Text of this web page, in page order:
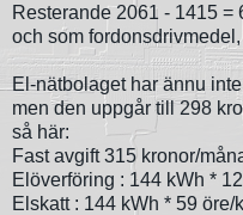
Resterande 2061 - 1415
och som fordonsdrivmedel,
El-nätbolaget har ännu
men den uppgår till 298
så här:
Fast avgift 315 kronor/
Elöverföring : 144 kWh *
Elskatt : 144 kWh * 59